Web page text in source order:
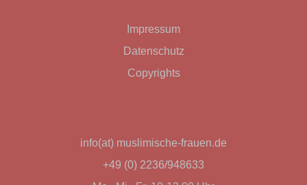
Impressum
Datenschutz
Copyrights
info(at) muslimische-frauen.de
+49 (0) 2236/948633